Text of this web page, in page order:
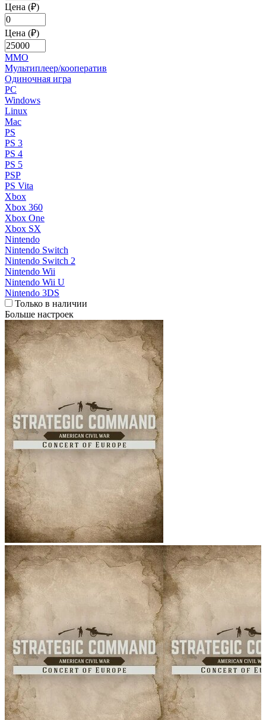
Цена (₽)
Цена (₽)
MMO
Мультиплеер/кооператив
Одиночная игра
PC
Windows
Linux
Mac
PS
PS 3
PS 4
PS 5
PSP
PS Vita
Xbox
Xbox 360
Xbox One
Xbox SX
Nintendo
Nintendo Switch
Nintendo Switch 2
Nintendo Wii
Nintendo Wii U
Nintendo 3DS
Только в наличии
Больше настроек